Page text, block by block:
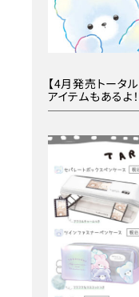
【4月発売トータ
アイテムもあるよ！